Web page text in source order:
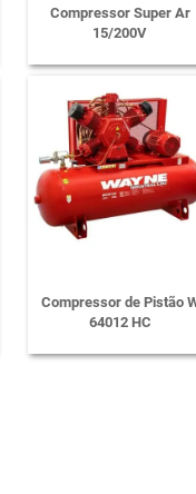
Compressor Super Ar
15/200V
Compressor de Pistão
64012 HC